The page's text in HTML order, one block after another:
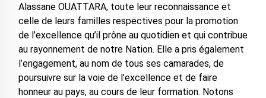
Alassane OUATTARA, toute leur reconnaissance et
celle de leurs familles respectives pour la promotion
de l’excellence qu’il prône au quotidien et qui contribue
au rayonnement de notre Nation. Elle a pris également
l’engagement, au nom de tous ses camarades, de
poursuivre sur la voie de l’excellence et de faire
honneur au pays, au cours de leur formation. Notons